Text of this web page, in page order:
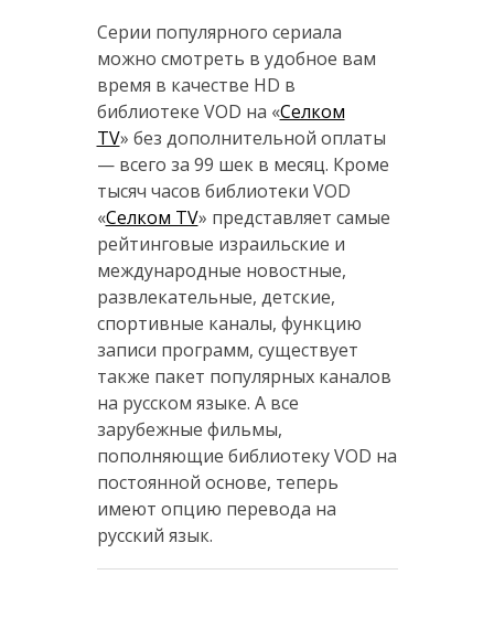
Серии популярного сериала
можно смотреть в удобное вам
время в качестве HD в
библиотеке VOD на «Селком
TV» без дополнительной оплаты
— всего за 99 шек в месяц. Кроме
тысяч часов библиотеки VOD
«Селком TV» представляет самые
рейтинговые израильские и
международные новостные,
развлекательные, детские,
спортивные каналы, функцию
записи программ, существует
также пакет популярных каналов
на русском языке. А все
зарубежные фильмы,
пополняющие библиотеку VOD на
постоянной основе, теперь
имеют опцию перевода на
русский язык.